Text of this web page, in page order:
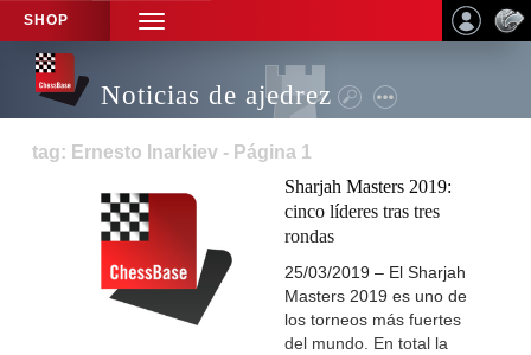
SHOP
TOGGLE
NAVIGATION
Noticias de ajedrez
tag: Ernesto Inarkiev - Página 1
Sharjah Masters 2019:
cinco líderes tras tres
rondas
25/03/2019 – El Sharjah
Masters 2019 es uno de
los torneos más fuertes
del mundo. En total la